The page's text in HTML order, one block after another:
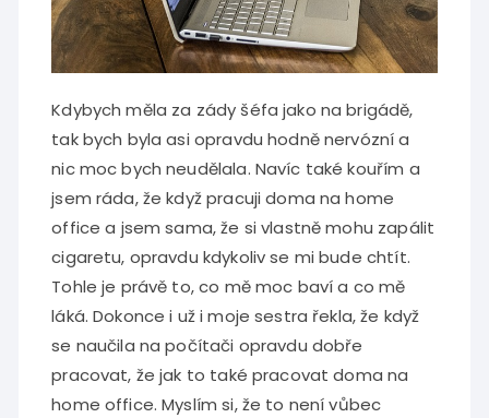
Kdybych měla za zády šéfa jako na brigádě,
tak bych byla asi opravdu hodně nervózní a
nic moc bych neudělala. Navíc také kouřím a
jsem ráda, že když pracuji doma na home
office a jsem sama, že si vlastně mohu zapálit
cigaretu, opravdu kdykoliv se mi bude chtít.
Tohle je právě to, co mě moc baví a co mě
láká. Dokonce i už i moje sestra řekla, že když
se naučila na počítači opravdu dobře
pracovat, že jak to také pracovat doma na
home office. Myslím si, že to není vůbec